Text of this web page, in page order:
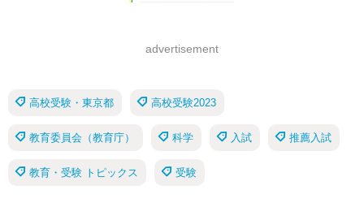
advertisement
高校受験・東京都 高校受験2023
教育委員会（教育庁） 科学 入試 推薦入試
教育・受験 トピックス 受験